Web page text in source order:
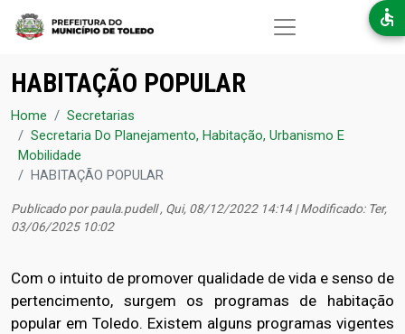
Pular para o conteúdo principal
HABITAÇÃO POPULAR
Home
Secretarias
Secretaria Do Planejamento, Habitação, Urbanismo E
Mobilidade
HABITAÇÃO POPULAR
Publicado porpaula.pudell, Qui, 08/12/2022 14:14 | Modificado: Ter,
03/06/2025 10:02
Com o intuito de promover qualidade de vida e senso de
pertencimento, surgem os programas de habitação
popular em Toledo. Existem alguns programas vigentes